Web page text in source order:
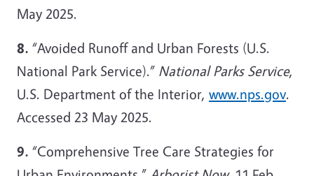
May 2025.
8. “Avoided Runoff and Urban Forests (U.S.
National Park Service).” National Parks Service,
U.S. Department of the Interior, www.nps.gov.
Accessed 23 May 2025.
9. “Comprehensive Tree Care Strategies for